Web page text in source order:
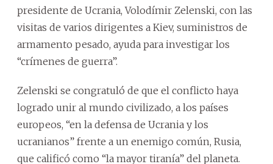
presidente de Ucrania, Volodímir Zelenski, con las
visitas de varios dirigentes a Kiev, suministros de
armamento pesado, ayuda para investigar los
“crímenes de guerra”.
Zelenski se congratuló de que el conflicto haya
logrado unir al mundo civilizado, a los países
europeos, “en la defensa de Ucrania y los
ucranianos” frente a un enemigo común, Rusia,
que calificó como “la mayor tiranía” del planeta.